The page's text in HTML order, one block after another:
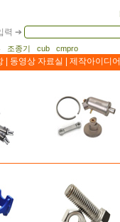
력 ➔
조종기 cub cmpro
동영상 자료실 제작아이디